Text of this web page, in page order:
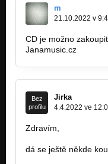
m
21.10.2022 v
CD je možno
Janamusic.cz
Bez
profilu
Jirka
4.4.2022 ve
Zdravím,
dá se ještě někde